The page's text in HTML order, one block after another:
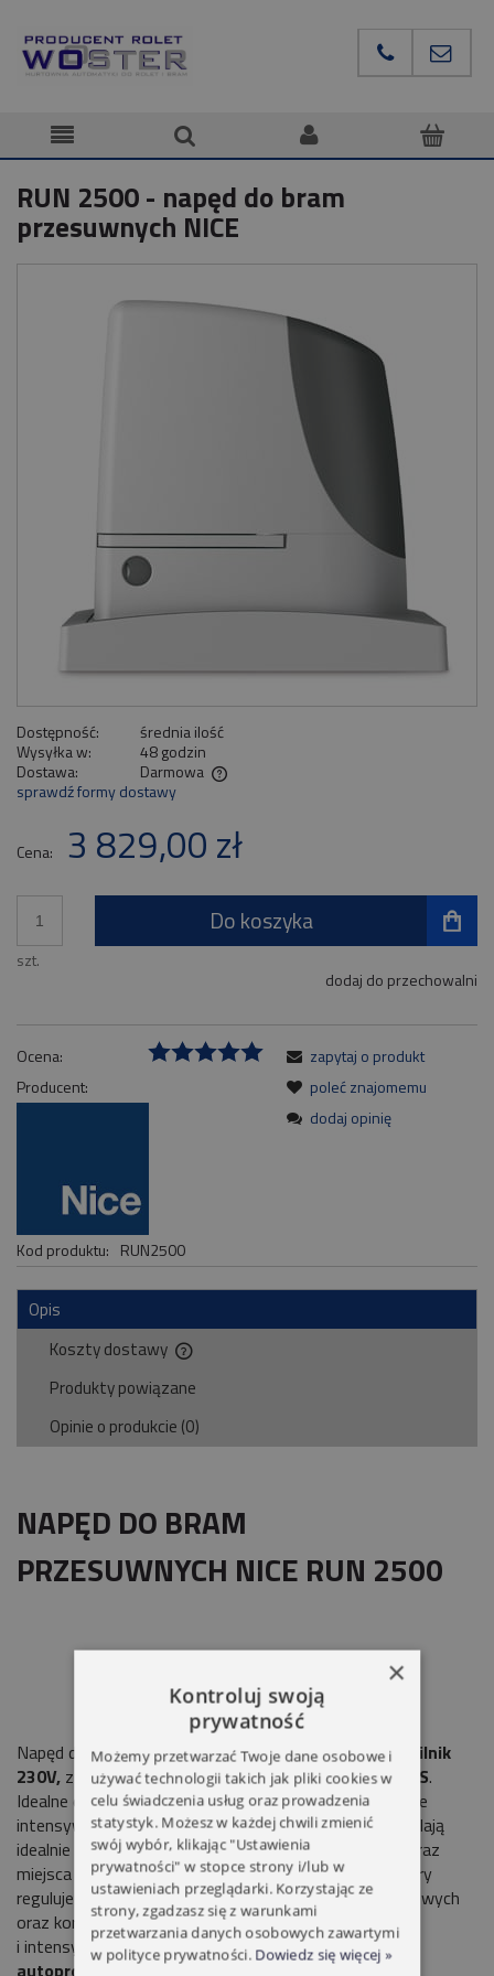
RUN 2500 - napęd do bram
przesuwnych NICE
Dostępność:
średnia ilość
Wysyłka w:
48 godzin
Dostawa:
Darmowa
Cena nie zawiera ewentualnych kosztów płatności
sprawdź formy dostawy
Cena: 3 829,00 zł
szt.
Do koszyka
dodaj do przechowalni
Ocena:
Producent:
Kod produktu: RUN2500
zapytaj o produkt
poleć znajomemu
dodaj opinię
Opis
Koszty dostawy
Cena nie zawiera ewentualnych kosztów płatności
Produkty powiązane
Opinie o produkcie (0)
NAPĘD DO BRAM
PRZESUWNYCH NICE RUN 2500
Napęd do bram przesuwnych o ciężarzedo 2500 kg, silnik
230V, z wbudowaną centralą sterującąRUA1 BLUEBUS.
Idealne do zastosowań przemysłowych. Różne stopnie
intensywności pracy oraz szeroki zakres funkcji pozwalają
idealnie dopasować go do indywidualnych warunków oraz
miejsca użytkowania.Inteligentny:Czujnik temperatury
reguluje moc silnika w zależności od warunków pogodowych
oraz koryguje próg zabezpieczenia termicznego
i intensywność wewnętrznego chłodzenia. Funkcja
autoprogramowania, dzięki której siłownik w czasie
×
Kontroluj swoją
prywatność
Możemy przetwarzać Twoje dane osobowe i
używać technologii takich jak pliki cookies w
celu świadczenia usług oraz prowadzenia
statystyk. Możesz w każdej chwili zmienić
swój wybór, klikając "Ustawienia
prywatności" w stopce strony i/lub w
ustawieniach przeglądarki. Korzystając ze
strony, zgadzasz się z warunkami
przetwarzania danych osobowych zawartymi
w polityce prywatności. Dowiedz się więcej »